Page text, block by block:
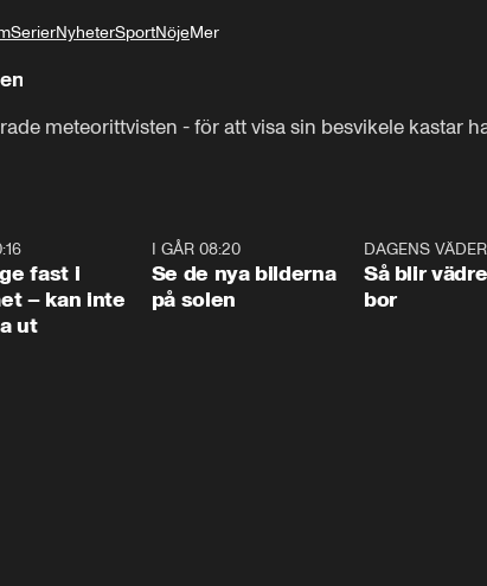
SerierNyheterSportNöjeMer
meteorittvisten - för att visa sin besvikele kastar
fast i
– kan inte
ut
I GÅR 08:20
Se de nya bilderna
på solen
DAGENS VÄDER
Så blir
bor